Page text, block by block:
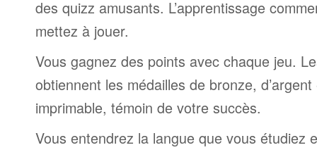
des quizz amusants. L’apprentissage
mettez à jouer.
Vous gagnez des points avec chaque jeu.
obtiennent les médailles de bronze,
imprimable, témoin de votre succès.
Vous entendrez la langue que vous étudiez